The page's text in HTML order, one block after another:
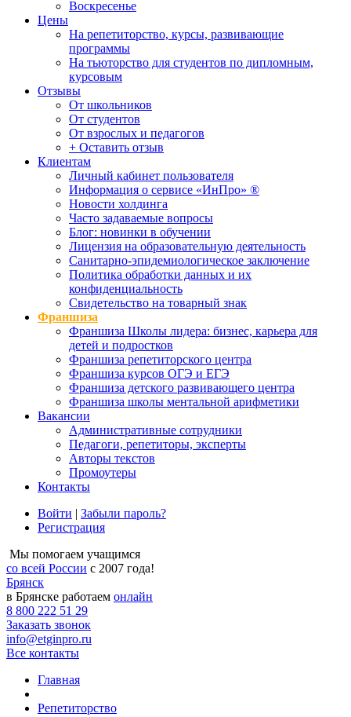
Воскресенье
Цены
На репетиторство, курсы, развивающие
программы
На тьюторство для студентов по дипломным,
курсовым
Отзывы
От школьников
От студентов
От взрослых и педагогов
+ Оставить отзыв
Клиентам
Личный кабинет пользователя
Информация о сервисе «ИнПро» ®
Новости холдинга
Часто задаваемые вопросы
Блог: новинки в обучении
Лицензия на образовательную деятельность
Санитарно-эпидемиологическое заключение
Политика обработки данных и их
конфиденциальность
Свидетельство на товарный знак
Франшиза
Франшиза Школы лидера: бизнес, карьера для
детей и подростков
Франшиза репетиторского центра
Франшиза курсов ОГЭ и ЕГЭ
Франшиза детского развивающего центра
Франшиза школы ментальной арифметики
Вакансии
Административные сотрудники
Педагоги, репетиторы, эксперты
Авторы текстов
Промоутеры
Контакты
Войти | Забыли пароль?
Регистрация
Мы помогаем учащимся
со всей России с 2007 года!
Брянск
в Брянске работаем онлайн
8 800 222 51 29
Заказать звонок
info@etginpro.ru
Все контакты
Главная
Репетиторство